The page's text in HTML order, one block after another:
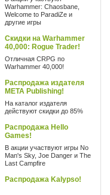
Warhammer: Chaosbane,
Welcome to ParadiZe и
другие игры
Скидки на Warhammer
40,000: Rogue Trader!
Отличная CRPG по
Warhammer 40,000!
Распродажа издателя
META Publishing!
На каталог издателя
действуют скидки до 85%
Распродажа Hello
Games!
В акции участвуют игры No
Man's Sky, Joe Danger и The
Last Campfire
Распродажа Kalypso!